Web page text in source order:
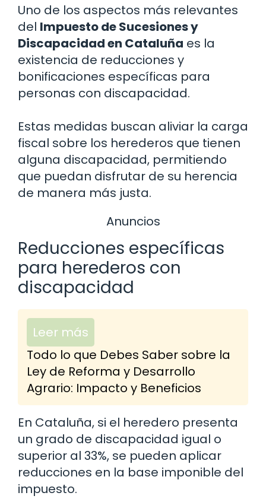
Uno de los aspectos más relevantes
del Impuesto de Sucesiones y
Discapacidad en Cataluña es la
existencia de reducciones y
bonificaciones específicas para
personas con discapacidad.
Estas medidas buscan aliviar la carga
fiscal sobre los herederos que tienen
alguna discapacidad, permitiendo
que puedan disfrutar de su herencia
de manera más justa.
Anuncios
Reducciones específicas
para herederos con
discapacidad
Leer más
Todo lo que Debes Saber sobre la
Ley de Reforma y Desarrollo
Agrario: Impacto y Beneficios
En Cataluña, si el heredero presenta
un grado de discapacidad igual o
superior al 33%, se pueden aplicar
reducciones en la base imponible del
impuesto.